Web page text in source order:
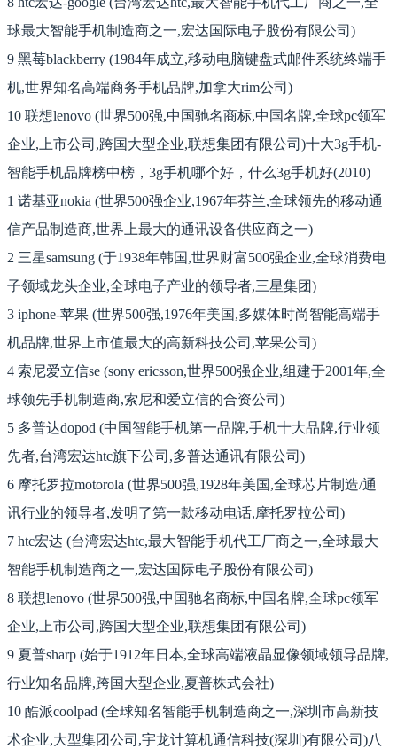
球最大智能手机制造商之一,宏达国际电子股份有限公司)
9 黑莓blackberry (1984年成立,移动电脑键盘式邮件系统终端手
机,世界知名高端商务手机品牌,加拿大rim公司)
10 联想lenovo (世界500强,中国驰名商标,中国名牌,全球pc领军
企业,上市公司,跨国大型企业,联想集团有限公司)十大3g手机-
智能手机品牌榜中榜，3g手机哪个好，什么3g手机好(2010)
1 诺基亚nokia (世界500强企业,1967年芬兰,全球领先的移动通
信产品制造商,世界上最大的通讯设备供应商之一)
2 三星samsung (于1938年韩国,世界财富500强企业,全球消费电
子领域龙头企业,全球电子产业的领导者,三星集团)
3 iphone-苹果 (世界500强,1976年美国,多媒体时尚智能高端手
机品牌,世界上市值最大的高新科技公司,苹果公司)
4 索尼爱立信se (sony ericsson,世界500强企业,组建于2001年,全
球领先手机制造商,索尼和爱立信的合资公司)
5 多普达dopod (中国智能手机第一品牌,手机十大品牌,行业领
先者,台湾宏达htc旗下公司,多普达通讯有限公司)
6 摩托罗拉motorola (世界500强,1928年美国,全球芯片制造/通
讯行业的领导者,发明了第一款移动电话,摩托罗拉公司)
7 htc宏达 (台湾宏达htc,最大智能手机代工厂商之一,全球最大
智能手机制造商之一,宏达国际电子股份有限公司)
8 联想lenovo (世界500强,中国驰名商标,中国名牌,全球pc领军
企业,上市公司,跨国大型企业,联想集团有限公司)
9 夏普sharp (始于1912年日本,全球高端液晶显像领域领导品牌,
行业知名品牌,跨国大型企业,夏普株式会社)
10 酷派coolpad (全球知名智能手机制造商之一,深圳市高新技
术企业,大型集团公司,宇龙计算机通信科技(深圳)有限公司)八